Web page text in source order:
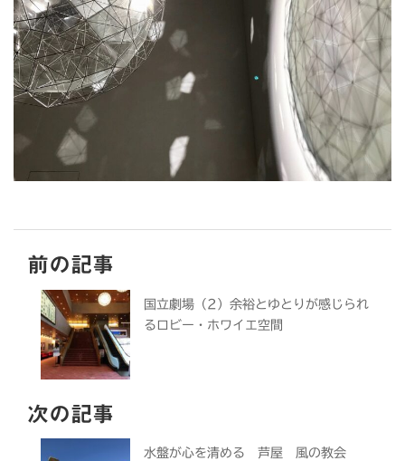
前の記事
国立劇場（2）余裕とゆとりが感じられ
るロビー・ホワイエ空間
次の記事
水盤が心を清める 芦屋 風の教会